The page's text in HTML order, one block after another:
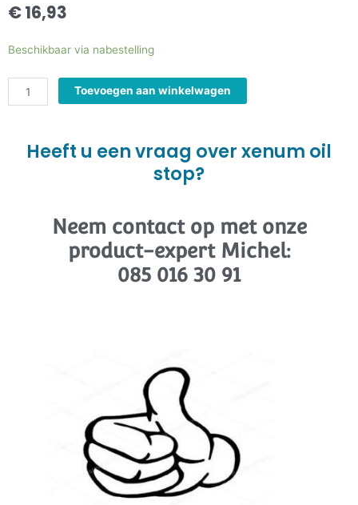
€16,93
Beschikbaar via nabestelling
xenum
hoeveelheid
Toevoegen aan winkelwagen
Heeft u een vraag over xenum oil
stop?
Neem contact op met onze
product-expert Michel:
085 016 30 91